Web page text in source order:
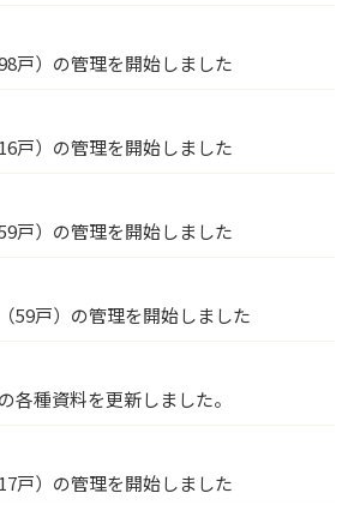
戸）の管理を開始しました
戸）の管理を開始しました
戸）の管理を開始しました
59戸）の管理を開始しました
各種資料を更新しました。
戸）の管理を開始しました